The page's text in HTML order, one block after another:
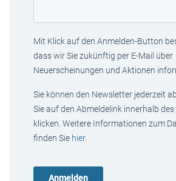
Mit Klick auf den Anmelden-Button
dass wir Sie zukünftig per E-Mail über
Neuerscheinungen und Aktionen
Sie können den Newsletter jederzeit
Sie auf den Abmeldelink innerhalb
klicken. Weitere Informationen zum
finden Sie hier.